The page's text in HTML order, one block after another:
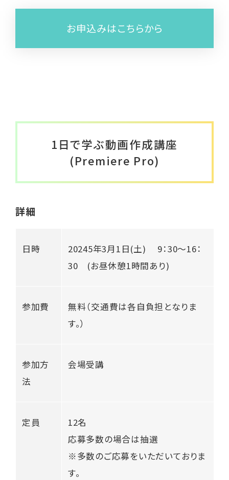
お申込みはこちらから
1日で学ぶ動画作成講座
(Premiere Pro)
詳細
日時
20245年3月1日(土) 9：30～16：
30 (お昼休憩1時間あり)
参加費
無料（交通費は各自負担となりま
す。）
参加方
法
会場受講
定員
12名
応募多数の場合は抽選
※多数のご応募をいただいておりま
す。